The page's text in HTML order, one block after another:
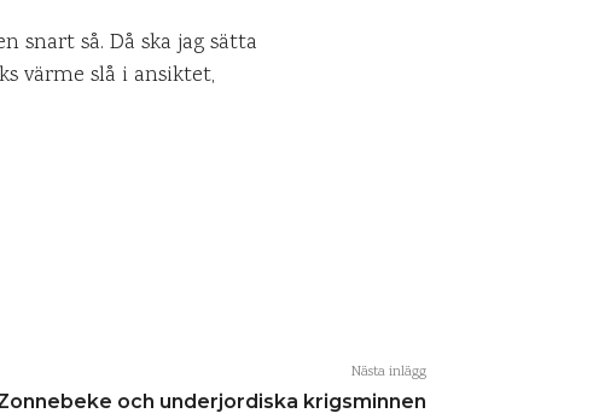
snart så. Då ska jag sätta
värme slå i ansiktet,
Nästa inlägg
och underjordiska krigsminnen